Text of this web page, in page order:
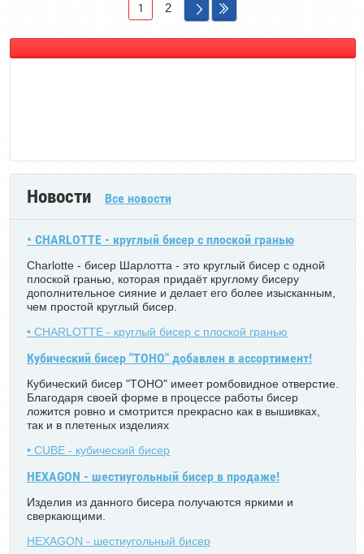
1 2
Новости Все новости
• CHARLOTTE - круглый бисер с плоской гранью
Charlotte - бисер Шарлотта - это круглый бисер с одной
плоской гранью, которая придаёт круглому бисеру
дополнительное сияние и делает его более изысканным,
чем простой круглый бисер.
• CHARLOTTE - круглый бисер с плоской гранью
Кубический бисер "TOHO" добавлен в ассортимент!
Кубический бисер "TOHO" имеет ромбовидное отверстие.
Благодаря своей форме в процессе работы бисер
ложится ровно и смотрится прекрасно как в вышивках,
так и в плетеных изделиях
• CUBE - кубический бисер
HEXAGON - шестиугольный бисер в продаже!
Изделия из данного бисера получаются яркими и
сверкающими.
HEXAGON - шестиугольный бисер